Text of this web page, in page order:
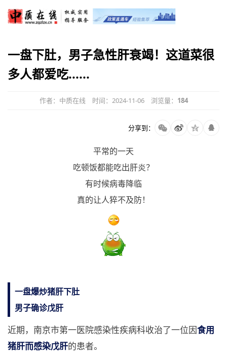
一盘下肚，男子急性肝衰竭！这道菜很
多人都爱吃......
作者：中质在线 时间：2024-11-06 浏览量： 184
分享到：
平常的一天
吃顿饭都能吃出肝炎？
有时候病毒降临
真的让人猝不及防！
一盘爆炒猪肝下肚
男子确诊戊肝
近期，南京市第一医院感染性疾病科收治了一位因食用
猪肝而感染戊肝的患者。